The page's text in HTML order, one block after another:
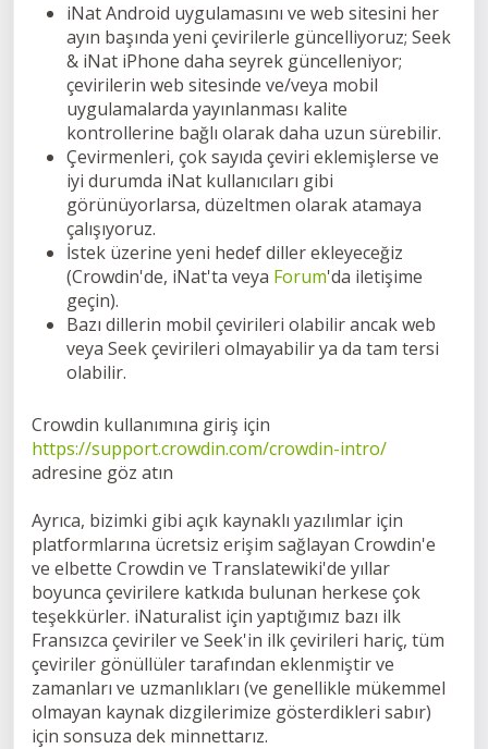
iNat Android uygulamasını ve web sitesini her
ayın başında yeni çevirilerle güncelliyoruz; Seek
& iNat iPhone daha seyrek güncelleniyor;
çevirilerin web sitesinde ve/veya mobil
uygulamalarda yayınlanması kalite
kontrollerine bağlı olarak daha uzun sürebilir.
Çevirmenleri, çok sayıda çeviri eklemişlerse ve
iyi durumda iNat kullanıcıları gibi
görünüyorlarsa, düzeltmen olarak atamaya
çalışıyoruz.
İstek üzerine yeni hedef diller ekleyeceğiz
(Crowdin'de, iNat'ta veya Forum'da iletişime
geçin).
Bazı dillerin mobil çevirileri olabilir ancak web
veya Seek çevirileri olmayabilir ya da tam tersi
olabilir.
Crowdin kullanımına giriş için
https://support.crowdin.com/crowdin-intro/
adresine göz atın
Ayrıca, bizimki gibi açık kaynaklı yazılımlar için
platformlarına ücretsiz erişim sağlayan Crowdin'e
ve elbette Crowdin ve Translatewiki'de yıllar
boyunca çevirilere katkıda bulunan herkese çok
teşekkürler. iNaturalist için yaptığımız bazı ilk
Fransızca çeviriler ve Seek'in ilk çevirileri hariç, tüm
çeviriler gönüllüler tarafından eklenmiştir ve
zamanları ve uzmanlıkları (ve genellikle mükemmel
olmayan kaynak dizgilerimize gösterdikleri sabır)
için sonsuza dek minnettarız.